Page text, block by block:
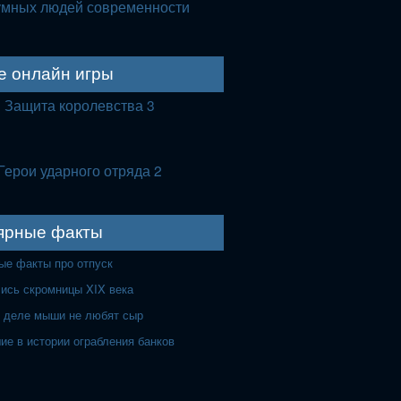
людей современности
онлайн игры
Защита королевства 3
ударного отряда 2
факты
факты про отпуск
скромницы XIX века
мыши не любят сыр
в истории ограбления банков